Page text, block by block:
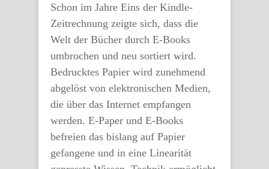
Schon im Jahre Eins der Kindle-
Zeitrechnung zeigte sich, dass die
Welt der Bücher durch E-Books
umbrochen und neu sortiert wird.
Bedrucktes Papier wird zunehmend
abgelöst von elektronischen Medien,
die über das Internet empfangen
werden. E-Paper und E-Books
befreien das bislang auf Papier
gefangene und in eine Linearität